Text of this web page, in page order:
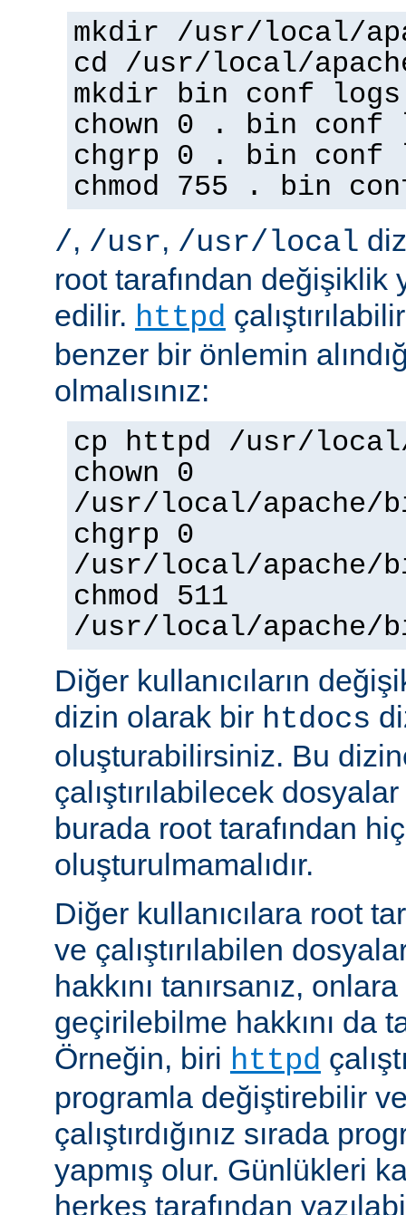
mkdir /usr/local/
cd /usr/local/
mkdir bin conf logs
chown 0 . bin conf
chgrp 0 . bin conf
chmod 755 . bin
/, /usr, /usr/local
root tarafından değişiklik
edilir. httpd
benzer bir önlemin
olmalısınız:
cp httpd /usr/
chown 0
/usr/local/apache/
chgrp 0
/usr/local/apache/
chmod 511
/usr/local/apache/
Diğer kullanıcıların
dizin olarak bir htdocs
oluşturabilirsiniz. Bu
çalıştırılabilecek
burada root tarafından
oluşturulmamalıdır.
Diğer kullanıcılara root
ve çalıştırılabilen
hakkını tanırsanız,
geçirilebilme hakkını da
Örneğin, biri httpd
programla değiştirebilir
çalıştırdığınız sırada
yapmış olur. Günlükleri
herkes tarafından